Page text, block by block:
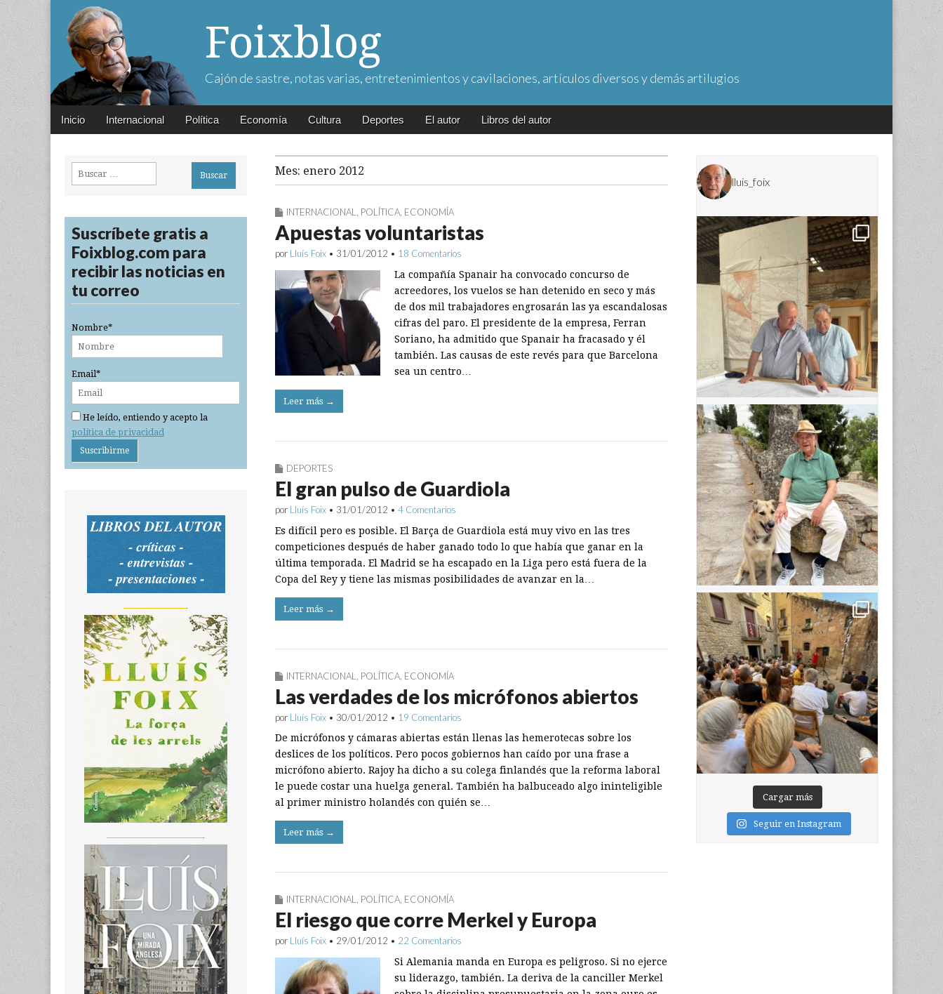
Foixblog
Cajón de sastre, notas varias, entretenimientos y cavilaciones, artículos diversos y demás artilugios
Main
Skip
Inicio Internacional Política Economía Cultura Deportes El autor Libros del autor
Mes: enero 2012
INTERNACIONAL POLÍTICA ECONOMÍA
Apuestas voluntaristas
por Lluís Foix • 31/01/2012 • 18 Comentarios
La compañía Spanair ha convocado concurso de
acreedores, los vuelos se han detenido en seco y más
de dos mil trabajadores engrosarán las ya escandalosas
cifras del paro. El presidente de la empresa, Ferran
Soriano, ha admitido que Spanair ha fracasado y él
también. Las causas de este revés para que Barcelona
sea un centro…
Leer más →
DEPORTES
El gran pulso de Guardiola
por Lluís Foix • 31/01/2012 • 4 Comentarios
Es difícil pero es posible. El Barça de Guardiola está muy vivo en las tres
competiciones después de haber ganado todo lo que había que ganar en la
última temporada. El Madrid se ha escapado en la Liga pero está fuera de la
Copa del Rey y tiene las mismas posibilidades de avanzar en la…
Leer más →
INTERNACIONAL POLÍTICA ECONOMÍA
Las verdades de los micrófonos abiertos
por Lluís Foix • 30/01/2012 • 19 Comentarios
De micrófonos y cámaras abiertas están llenas las hemerotecas sobre los
deslices de los políticos. Pero pocos gobiernos han caído por una frase a
micrófono abierto. Rajoy ha dicho a su colega finlandés que la reforma laboral
le puede costar una huelga general. También ha balbuceado algo ininteligible
al primer ministro holandés con quién se…
Leer más →
INTERNACIONAL, POLÍTICA, ECONOMÍA
El riesgo que corre Merkel y Europa
por Lluís Foix • 29/01/2012 • 22 Comentarios
Si Alemania manda en Europa es peligroso. Si no ejerce
su liderazgo, también. La deriva de la canciller Merkel
Buscar:
Suscríbete gratis a
Foixblog.com para
recibir las noticias en
tu correo
Nombre*
Email*
He leído, entiendo y acepto la
política de privacidad
lluis_foix
Cargar más
Seguir en Instagram